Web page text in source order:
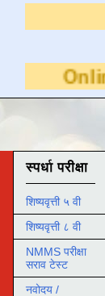
अभ्यास
स्पर्धा परीक्षा
शिष्यवृत्ती ५ वी
शिष्यवृत्ती ८ वी
NMMS परीक्षा
सराव टेस्ट
नवोदय /